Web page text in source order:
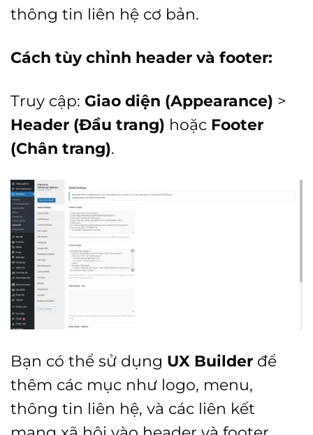
thông tin liên hệ cơ bản.
Cách tùy chỉnh header và footer:
Truy cập: Giao diện (Appearance) >
Header (Đầu trang) hoặc Footer
(Chân trang).
Bạn có thể sử dụng UX Builder để
thêm các mục như logo, menu,
thông tin liên hệ, và các liên kết